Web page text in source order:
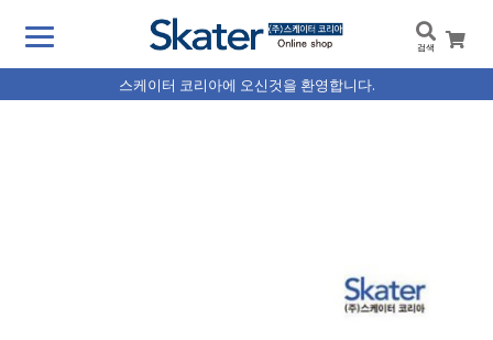
스케이터 코리아에 오신것을 환영합니다.
검색